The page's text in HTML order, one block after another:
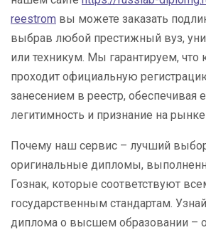
reestrom вы можете заказать
выбрав любой престижный вуз,
или техникум. Мы гарантируем,
проходит официальную
занесением в реестр, обеспечивая
легитимность и признание на рынке
Почему наш сервис – лучший
оригинальные дипломы,
Гознак, которые соответствуют
государственным стандартам.
диплома о высшем образовании –